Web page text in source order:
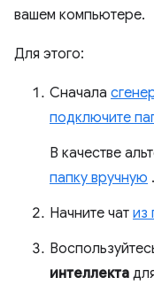
вашем компьютере.
Для этого:
Сначала
подключите
В качестве
папку вручную .
Начните чат из
интеллекта